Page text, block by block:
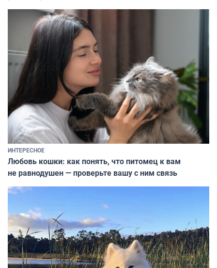
ИНТЕРЕСНОЕ
Любовь кошки: как понять, что питомец к вам
не равнодушен — проверьте вашу с ним связь